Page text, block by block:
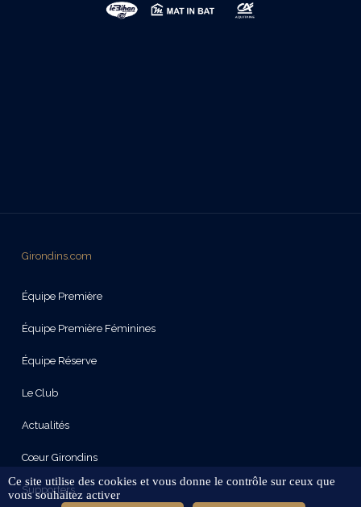
Girondins.com
Équipe Première
Équipe Première Féminines
Équipe Réserve
Le Club
Actualités
Cœur Girondins
Supporters
Ce site utilise des cookies et vous donne le contrôle sur ceux que
vous souhaitez activer